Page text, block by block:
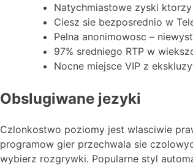
Natychmiastowe zyski
Ciesz sie bezposrednio w
Pelna anonimowosc –
97% sredniego RTP w
Nocne miejsce VIP z
Obslugiwane jezyki
Czlonkostwo poziomy jest wlasciwie
programow gier przechwala sie
wybierz rozgrywki. Popularne styl